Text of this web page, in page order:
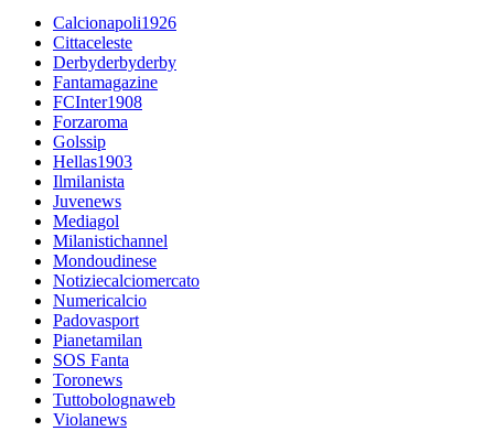
Calcionapoli1926
Cittaceleste
Derbyderbyderby
Fantamagazine
FCInter1908
Forzaroma
Golssip
Hellas1903
Ilmilanista
Juvenews
Mediagol
Milanistichannel
Mondoudinese
Notiziecalciomercato
Numericalcio
Padovasport
Pianetamilan
SOS Fanta
Toronews
Tuttobolognaweb
Violanews